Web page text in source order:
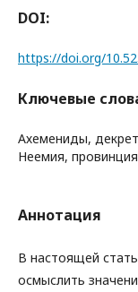
DOI:
https://doi.org/
Ключевые
Ахемениды,
Неемия,
Аннотация
В настоящей
осмыслить